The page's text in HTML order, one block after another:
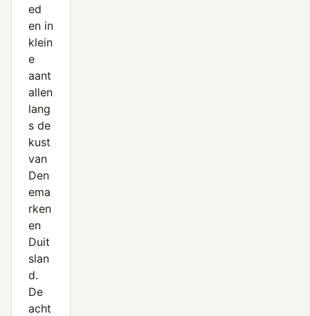
ed
en in
klein
e
aant
allen
lang
s de
kust
van
Den
ema
rken
en
Duit
slan
d.
De
acht